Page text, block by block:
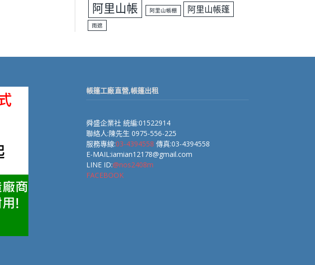
阿里山帳 阿里山帳棚 阿里山帳篷
雨遮
帳篷工廠直營,帳篷出租
舜盛企業社 統編:01522914
聯絡人:陳先生 0975-556-225
服務專線:03-4394558 傳真:03-4394558
E-MAIL:iamian12178@gmail.com
LINE ID:@nos2408m
FACEBOOK